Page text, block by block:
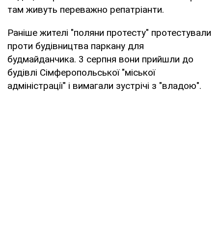
там живуть переважно репатріанти.
Раніше жителі "поляни протесту" протестували
проти будівництва паркану для
будмайданчика. 3 серпня вони прийшли до
будівлі Сімферопольської "міської
адміністрації" і вимагали зустрічі з "владою".